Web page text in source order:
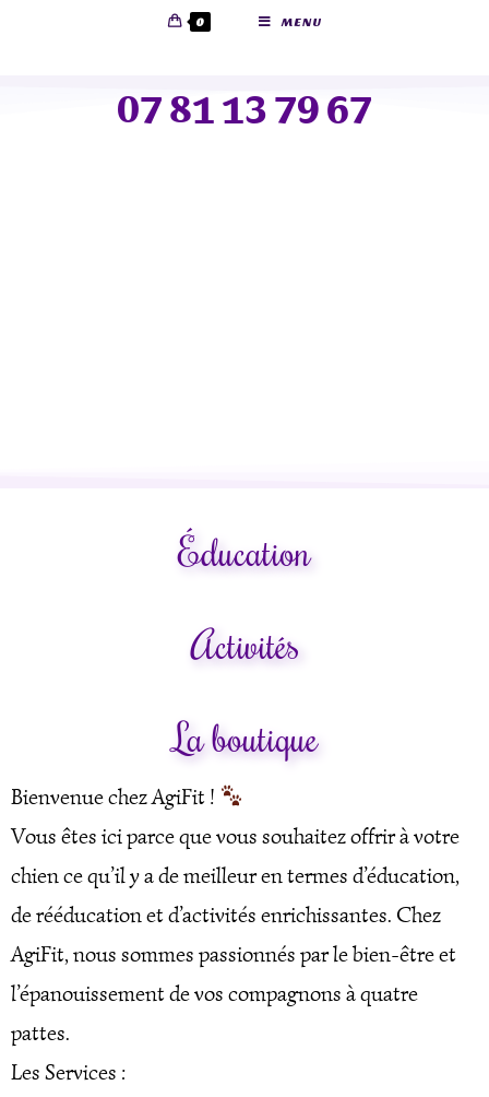
0 MENU
07 81 13 79 67
Éducation
Activités
La boutique
Bienvenue chez AgiFit !
Vous êtes ici parce que vous souhaitez offrir à votre
chien ce qu’il y a de meilleur en termes d’éducation,
de rééducation et d’activités enrichissantes. Chez
AgiFit, nous sommes passionnés par le bien-être et
l’épanouissement de vos compagnons à quatre
pattes.
Les Services :